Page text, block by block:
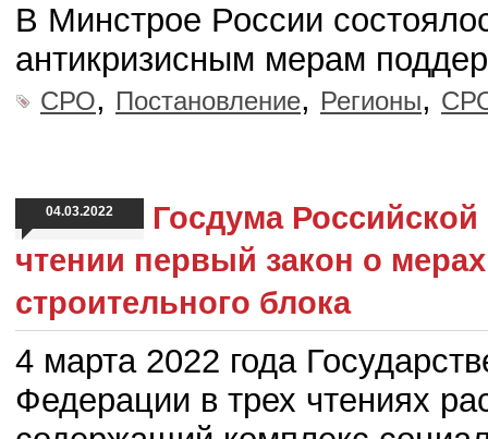
В Минстрое России
антикризисным мерам
СРО, Постановление, Регионы,
04.03.2022
Госдума
чтении первый закон о
строительного блока
4 марта 2022 года
Федерации в трех чтениях